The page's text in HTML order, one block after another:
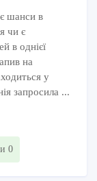
шанси в
чи є
в однієї
на
у
запросила ...
0